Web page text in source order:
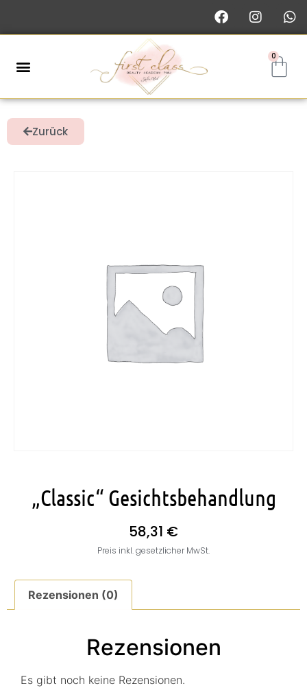
0
Zurück
„Classic“ Gesichtsbehandlung
58,31 €
Preis inkl. gesetzlicher MwSt.
Rezensionen (0)
Rezensionen
Es gibt noch keine Rezensionen.